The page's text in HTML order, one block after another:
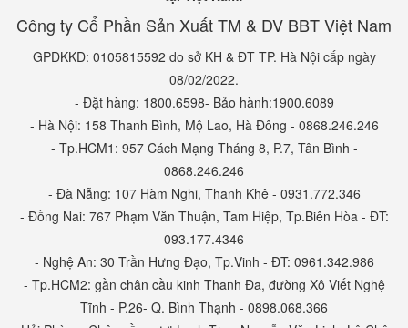
Công ty Cổ Phần Sản Xuất TM & DV BBT Việt Nam
GPDKKD: 0105815592 do sở KH & ĐT TP. Hà Nội cấp ngày
08/02/2022.
- Đặt hàng: 1800.6598- Bảo hành:1900.6089
- Hà Nội: 158 Thanh Bình, Mộ Lao, Hà Đông - 0868.246.246
- Tp.HCM1: 957 Cách Mạng Tháng 8, P.7, Tân Bình -
0868.246.246
- Đà Nẵng: 107 Hàm Nghi, Thanh Khê - 0931.772.346
- Đồng Nai: 767 Phạm Văn Thuận, Tam Hiệp, Tp.Biên Hòa - ĐT:
093.177.4346
- Nghệ An: 30 Trần Hưng Đạo, Tp.Vinh - ĐT: 0961.342.986
- Tp.HCM2: gần chân cầu kinh Thanh Đa, đường Xô Viết Nghệ
Tĩnh - P.26- Q. Bình Thạnh - 0898.068.366